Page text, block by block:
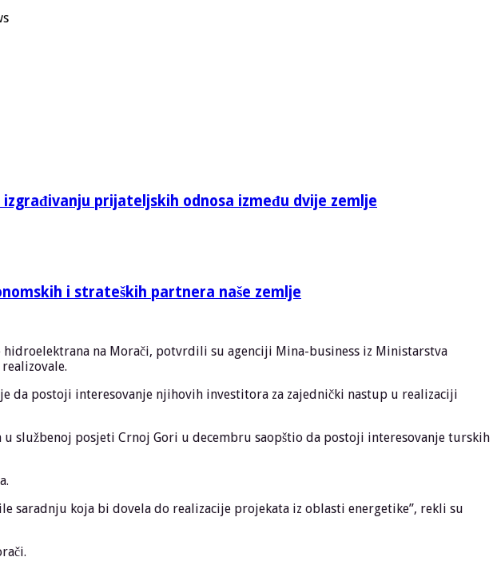
prijateljskih odnosa između dvije zemlje
i strateških partnera naše zemlje
na Morači, potvrdili su agenciji Mina-business iz Ministarstva
da postoji interesovanje njihovih investitora za zajednički nastup u realizaciji
posjeti Crnoj Gori u decembru saopštio da postoji interesovanje turskih
saradnju koja bi dovela do realizacije projekata iz oblasti energetike”, rekli su